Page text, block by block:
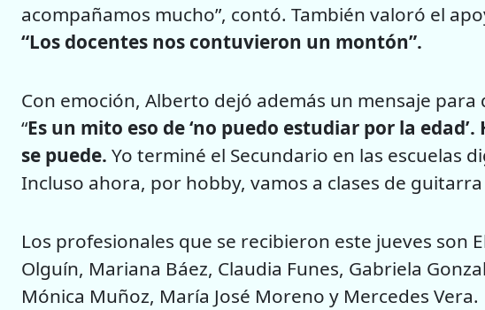
acompañamos mucho”, contó. También valoró el
“Los docentes nos contuvieron un montón”.
Con emoción, Alberto dejó además un mensaje
“Es un mito eso de ‘no puedo estudiar por la
se puede. Yo terminé el Secundario en las escuelas
Incluso ahora, por hobby, vamos a clases de guitarra
Los profesionales que se recibieron este jueves son
Olguín, Mariana Báez, Claudia Funes, Gabriela
Mónica Muñoz, María José Moreno y Mercedes Vera.